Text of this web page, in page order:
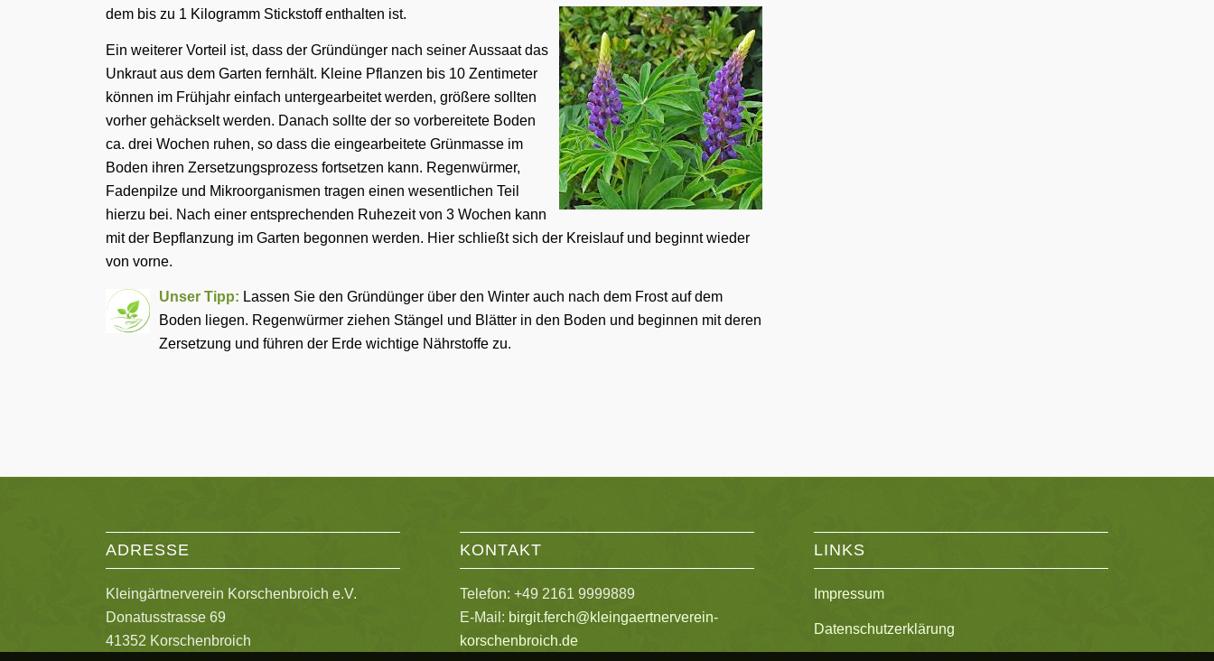
dem bis zu 1 Kilogramm Stickstoff enthalten ist.
Ein weiterer Vorteil ist, dass der Gründünger nach seiner Aussaat das
Unkraut aus dem Garten fernhält. Kleine Pflanzen bis 10 Zentimeter
können im Frühjahr einfach untergearbeitet werden, größere sollten
vorher gehäckselt werden. Danach sollte der so vorbereitete Boden
ca. drei Wochen ruhen, so dass die eingearbeitete Grünmasse im
Boden ihren Zersetzungsprozess fortsetzen kann. Regenwürmer,
Fadenpilze und Mikroorganismen tragen einen wesentlichen Teil
hierzu bei. Nach einer entsprechenden Ruhezeit von 3 Wochen kann
mit der Bepflanzung im Garten begonnen werden. Hier schließt sich der Kreislauf und beginnt wieder
von vorne.
Unser Tipp: Lassen Sie den Gründünger über den Winter auch nach dem Frost auf dem
Boden liegen. Regenwürmer ziehen Stängel und Blätter in den Boden und beginnen mit deren
Zersetzung und führen der Erde wichtige Nährstoffe zu.
ADRESSE
Kleingärtnerverein Korschenbroich e.V.
Donatusstrasse 69
41352 Korschenbroich
KONTAKT
Telefon: +49 2161 9999889
E-Mail: birgit.ferch@kleingaertnerverein-
korschenbroich.de
LINKS
Impressum
Datenschutzerklärung